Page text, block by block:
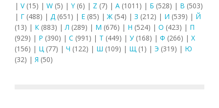
| V(15) | W (5) | Y(6) | Z (7) | А (1011) | Б (528) | В (503)
| Г (488) | Д (651) | Е (85) | Ж (54) | З (212) | И (539) | Й
(13) | К (883) | Л (289) | М (676) | Н (524) | О (423) | П
(929) | Р (390) | С (991) | Т (449) | У (168) | Ф (266) | Х
(156) | Ц (77) | Ч (122) | Ш (109) | Щ (1) | Э (319) | Ю
(32) | Я (50)